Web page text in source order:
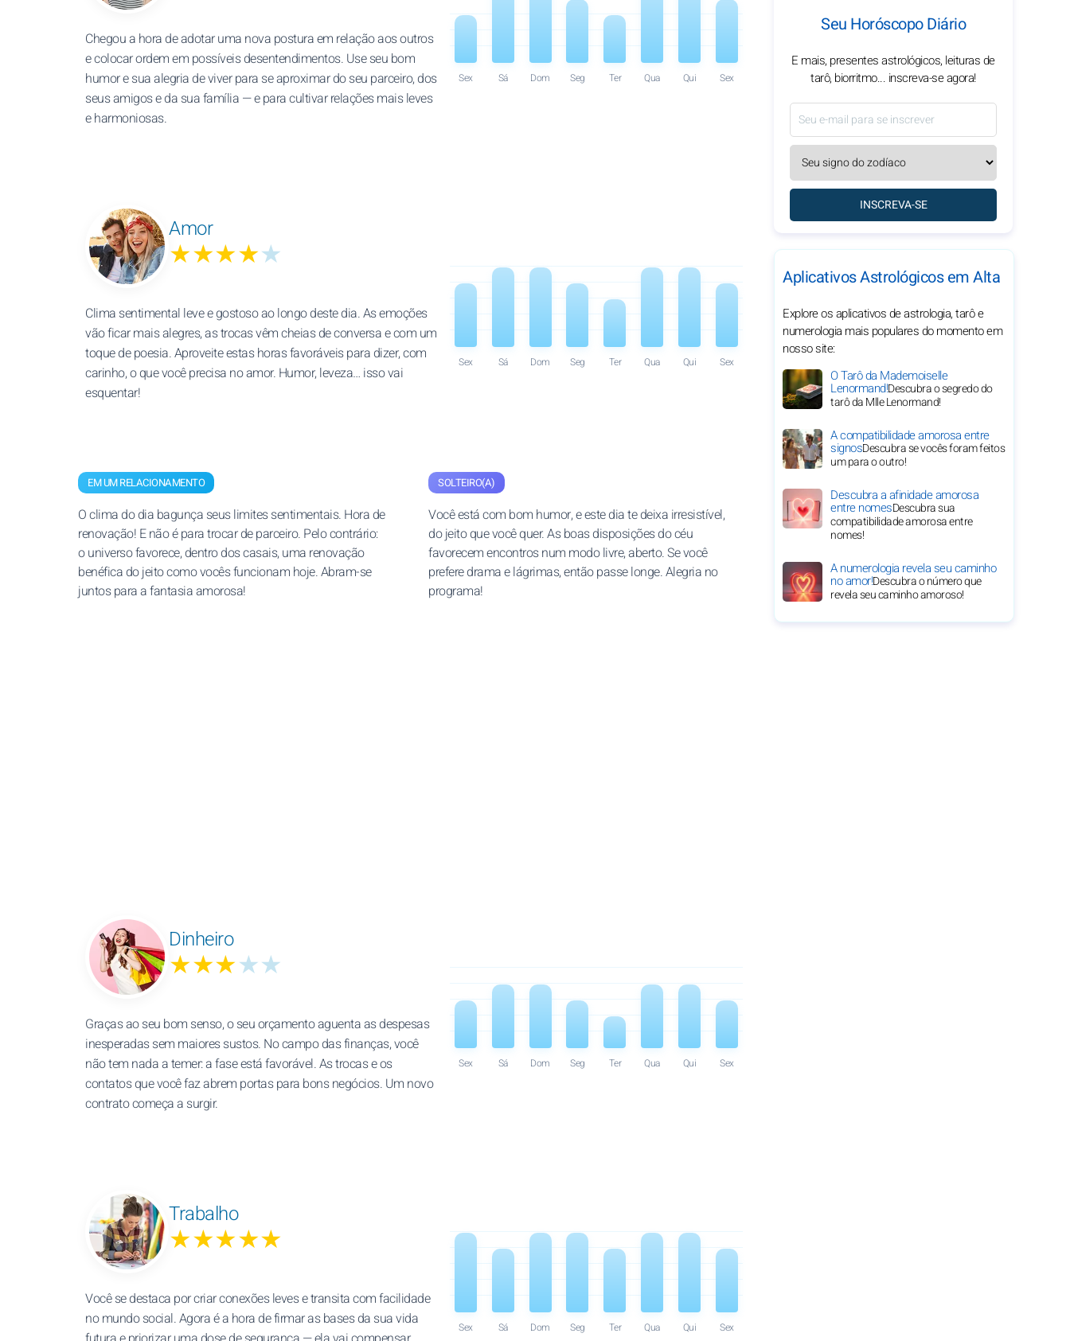
Chegou a hora de adotar uma nova postura em relação aos outros
e colocar ordem em possíveis desentendimentos. Use seu bom
humor e sua alegria de viver para se aproximar do seu parceiro, dos
seus amigos e da sua família — e para cultivar relações mais leves
e harmoniosas.
Sex Sá Dom Seg Ter Qua Qui Sex
Amor
★★★★★
Clima sentimental leve e gostoso ao longo deste dia. As emoções
vão ficar mais alegres, as trocas vêm cheias de conversa e com um
toque de poesia. Aproveite estas horas favoráveis para dizer, com
carinho, o que você precisa no amor. Humor, leveza… isso vai
esquentar!
Sex Sá Dom Seg Ter Qua Qui Sex
EM UM RELACIONAMENTO
O clima do dia bagunça seus limites sentimentais. Hora de
renovação! E não é para trocar de parceiro. Pelo contrário:
o universo favorece, dentro dos casais, uma renovação
benéfica do jeito como vocês funcionam hoje. Abram-se
juntos para a fantasia amorosa!
SOLTEIRO(A)
Você está com bom humor, e este dia te deixa irresistível,
do jeito que você quer. As boas disposições do céu
favorecem encontros num modo livre, aberto. Se você
prefere drama e lágrimas, então passe longe. Alegria no
programa!
Dinheiro
★★★★★
Graças ao seu bom senso, o seu orçamento aguenta as despesas
inesperadas sem maiores sustos. No campo das finanças, você
não tem nada a temer: a fase está favorável. As trocas e os
contatos que você faz abrem portas para bons negócios. Um novo
contrato começa a surgir.
Sex Sá Dom Seg Ter Qua Qui Sex
Trabalho
★★★★★
Você se destaca por criar conexões leves e transita com facilidade
no mundo social. Agora é a hora de firmar as bases da sua vida
Sex Sá Dom Seg Ter Qua Qui Sex
Seu Horóscopo Diário
E mais, presentes astrológicos, leituras de
tarô, biorritmo... inscreva-se agora!
INSCREVA-SE
Aplicativos Astrológicos em Alta
Explore os aplicativos de astrologia, tarô e
numerologia mais populares do momento em
nosso site:
O Tarô da Mademoiselle
Lenormand!Descubra o segredo do
tarô da Mlle Lenormand!
A compatibilidade amorosa entre
signosDescubra se vocês foram feitos
um para o outro!
Descubra a afinidade amorosa
entre nomesDescubra sua
compatibilidade amorosa entre
nomes!
A numerologia revela seu caminho
no amor!Descubra o número que
revela seu caminho amoroso!